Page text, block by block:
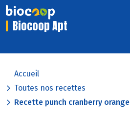
Biocoop Apt
Accueil
Toutes nos recettes
Recette punch cranberry orange